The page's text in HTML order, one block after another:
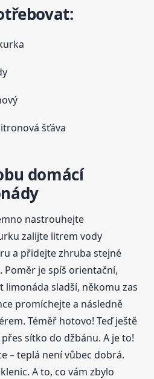
šťáva
domácí
nastrouhejte
zalijte litrem vody
a přidejte zhruba stejné
Poměr je spíš orientační,
limonáda sladší, někomu zas
promíchejte a následně
Téměř hotovo! Teď ještě
sítko do džbánu. A je to!
– teplá není vůbec dobrá.
A to, co vám zbylo